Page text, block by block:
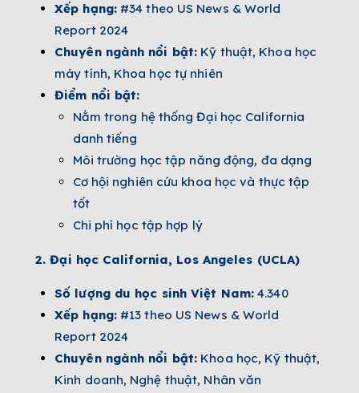
Xếp hạng:#34 theo US News & World
Report 2024
Chuyên ngành nổi bật: Kỹ thuật, Khoa học
máy tính, Khoa học tự nhiên
Điểm nổi bật:
Nằm trong hệ thống Đại học California
danh tiếng
Môi trường học tập năng động, đa dạng
Cơ hội nghiên cứu khoa học và thực tập
tốt
Chi phí học tập hợp lý
2. Đại học California, Los Angeles (UCLA)
Số lượng du học sinh Việt Nam: 4.340
Xếp hạng:#13 theo US News & World
Report 2024
Chuyên ngành nổi bật: Khoa học, Kỹ thuật,
Kinh doanh, Nghệ thuật, Nhân văn